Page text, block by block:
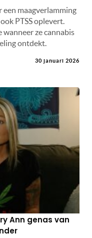
een maagverlamming
PTSS oplevert.
wanneer ze cannabis
ontdekt.
30 januari 2026
Ann genas van